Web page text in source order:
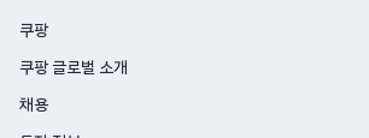
쿠팡
쿠팡 글로벌 소개
채용